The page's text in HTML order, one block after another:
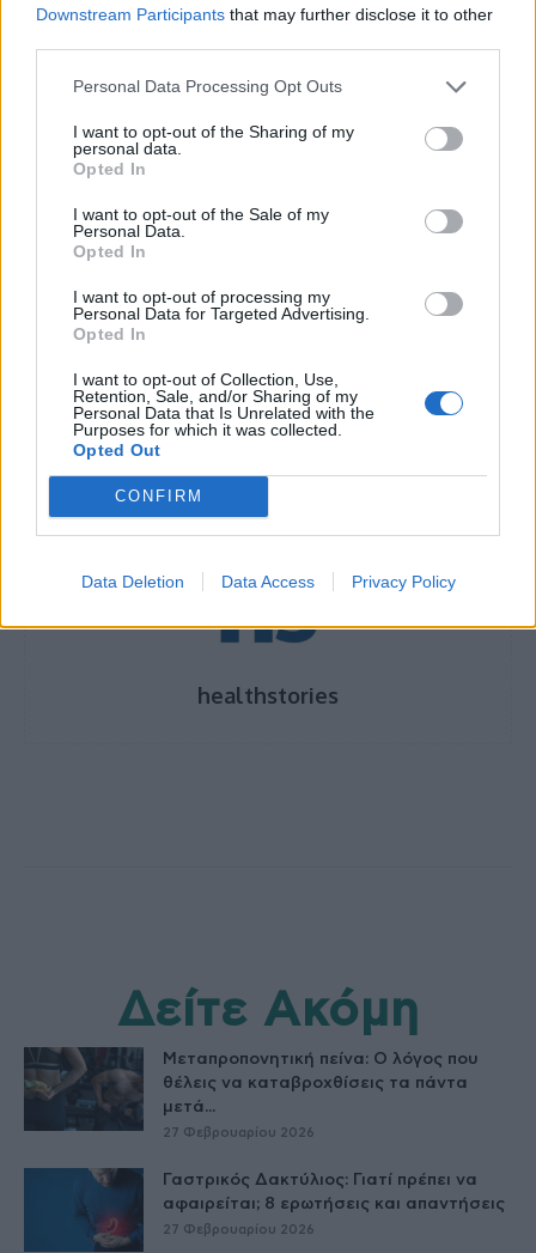
Downstream Participants that may further disclose it to other
Personal Data Processing Opt Outs
I want to opt-out of the Sharing of my
personal data.
Opted In
I want to opt-out of the Sale of my
Personal Data.
Opted In
I want to opt-out of processing my
Personal Data for Targeted Advertising.
Opted In
I want to opt-out of Collection, Use,
Retention, Sale, and/or Sharing of my
Personal Data that Is Unrelated with the
Purposes for which it was collected.
Opted Out
CONFIRM
Data Deletion Data Access Privacy Policy
είναι τις περισσότερες φορές μεγαλύτερος
από την παρασκευή ενός απλού σπιτικού
γεύματος!
Διαβάστε επίσης
καλύτερη στιγμή να βάλετε πλυντήριο πιάτων;
Ρεγγίνα Μακέδου: Η μάχη με τη λευχαιμία και
οι αλλαγές που έχει υποστεί το σώμα της
εξοπλισμός
φοιτητής
healthstories
Δείτε Ακόμη
Μεταπροπονητική πείνα: Ο λόγος που
θέλεις να καταβροχθίσεις τα πάντα
μετά...
27 Φεβρουαρίου 2026
Γαστρικός Δακτύλιος: Γιατί πρέπει να
αφαιρείται; 8 ερωτήσεις και απαντήσεις
27 Φεβρουαρίου 2026